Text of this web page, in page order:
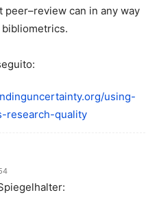
peer–review can in any way
using-
research-quality